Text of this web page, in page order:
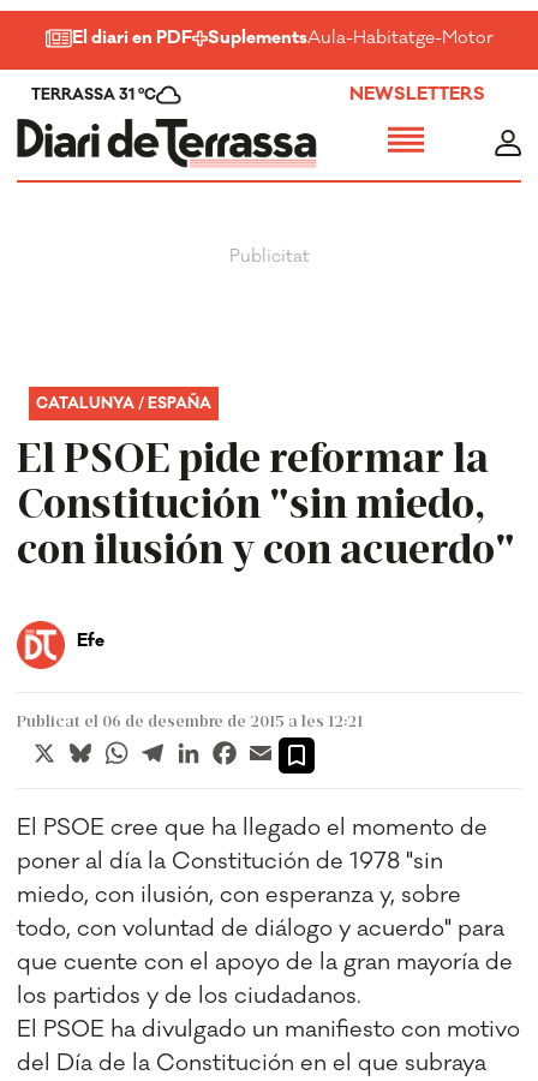
El diari en PDF SuplementsAula-Habitatge-Motor-
TERRASSA 31 ºC NEWSLETTERS
El PSOE pide reformar la
Constitución "sin miedo,
con ilusión y con acuerdo"
CATALUNYA / ESPAÑA
Efe
Publicat el 06 de desembre de 2015 a les 12:21
X BlueskyWhatsApp
TelegramLinkedInFacebook
Email
El PSOE cree que ha llegado el momento de
poner al día la Constitución de 1978 "sin
miedo, con ilusión, con esperanza y, sobre
todo, con voluntad de diálogo y acuerdo" para
que cuente con el apoyo de la gran mayoría de
los partidos y de los ciudadanos.
El PSOE ha divulgado un manifiesto con motivo
del Día de la Constitución en el que subraya